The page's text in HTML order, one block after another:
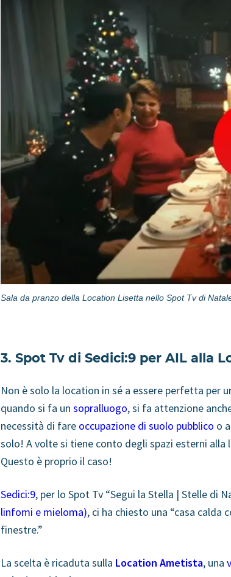
Sala da pranzo della Location Lisetta nello Spot Tv di
3. Spot Tv di Sedici:9 per AIL alla
Non è solo la location in sé a essere perfetta per
quando si fa un sopralluogo, si fa attenzione
necessità di fare occupazione di suolo pubblico o
solo! A volte si tiene conto degli spazi esterni
Questo è proprio il caso!
Sedici:9, per lo Spot Tv “Segui la Stella | Stelle di
linfomi e mieloma), ci ha chiesto una “casa calda
finestre.”
La scelta è ricaduta sulla Location Ametista, una